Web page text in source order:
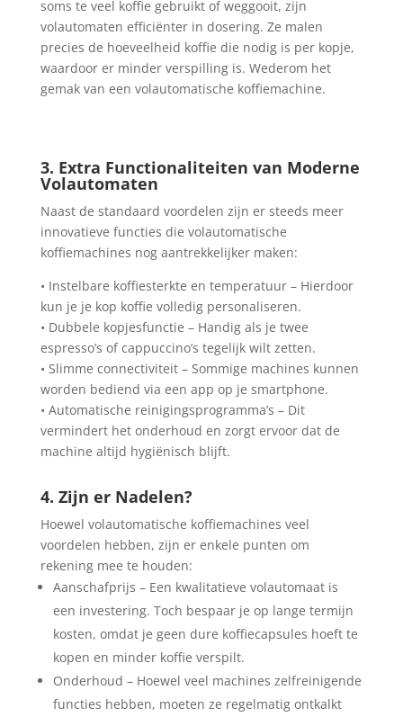
soms te veel koffie gebruikt of weggooit, zijn
volautomaten efficiënter in dosering. Ze malen
precies de hoeveelheid koffie die nodig is per kopje,
waardoor er minder verspilling is. Wederom het
gemak van een volautomatische koffiemachine.
3. Extra Functionaliteiten van Moderne
Volautomaten
Naast de standaard voordelen zijn er steeds meer
innovatieve functies die volautomatische
koffiemachines nog aantrekkelijker maken:
• Instelbare koffiesterkte en temperatuur – Hierdoor
kun je je kop koffie volledig personaliseren.
• Dubbele kopjesfunctie – Handig als je twee
espresso’s of cappuccino’s tegelijk wilt zetten.
• Slimme connectiviteit – Sommige machines kunnen
worden bediend via een app op je smartphone.
• Automatische reinigingsprogramma’s – Dit
vermindert het onderhoud en zorgt ervoor dat de
machine altijd hygiënisch blijft.
4. Zijn er Nadelen?
Hoewel volautomatische koffiemachines veel
voordelen hebben, zijn er enkele punten om
rekening mee te houden:
Aanschafprijs – Een kwalitatieve volautomaat is
een investering. Toch bespaar je op lange termijn
kosten, omdat je geen dure koffiecapsules hoeft te
kopen en minder koffie verspilt.
Onderhoud – Hoewel veel machines zelfreinigende
functies hebben, moeten ze regelmatig ontkalkt